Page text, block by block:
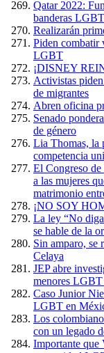
Qatar 2022:
banderas
Realizarán
Piden combatir
LGBT
¡DISNEY
Activistas
de migrantes
Abren oficina
Senado
de género
Lia Thomas, la
competencia
El Congreso de
a las mujeres
matrimonio
¡NO SOY
La ley “No
se hable de la
Sin amparo, se
Celaya
JEP abre
menores
Caso Junior
LGBT en
Los
con un legado
Importante que